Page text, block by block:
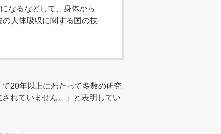
なるなどして、身体から
人体吸収に関する国の技
20年以上にわたって多数の研究
れていません。』と表明してい